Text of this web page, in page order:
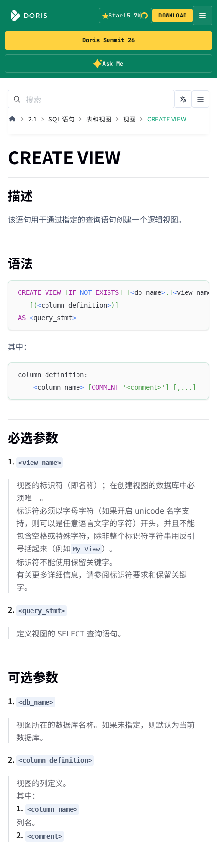
Doris Summit 26
Ask Me
Star15.7k DOWNLOAD
2.1 SQL 语句 表和视图 视图 CREATE VIEW
CREATE VIEW
描述
该语句用于通过指定的查询语句创建一个逻辑视图。
语法
CREATE VIEW [IF NOT EXISTS] [<db_name>. ] <view_name
[ (<column_definition>) ]
AS <query_stmt>
其中：
column_definition:
<column_name> [COMMENT '<comment>' ] [ , . . . ]
必选参数
1. <view_name>
视图的标识符（即名称）；在创建视图的数据库中必
须唯一。
标识符必须以字母字符（如果开启 unicode 名字支
持，则可以是任意语言文字的字符）开头，并且不能
包含空格或特殊字符，除非整个标识符字符串用反引
号括起来（例如 My View ）。
标识符不能使用保留关键字。
有关更多详细信息，请参阅标识符要求和保留关键
字。
2. <query_stmt>
定义视图的 SELECT 查询语句。
可选参数
1. <db_name>
视图所在的数据库名称。如果未指定，则默认为当前
数据库。
2. <column_definition>
视图的列定义。
其中：
1. <column_name>
列名。
2. <comment>